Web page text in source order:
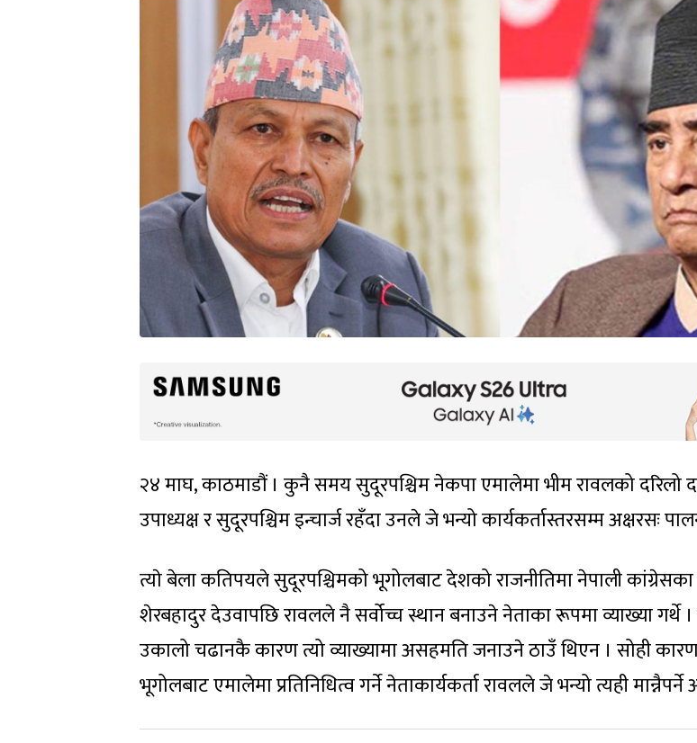
२४ माघ, काठमाडौं । कुनै समय सुदूरपश्चिम नेकपा एमालेमा भीम रावलको दरिलो
उपाध्यक्ष र सुदूरपश्चिम इन्चार्ज रहँदा उनले जे भन्यो कार्यकर्तास्तरसम्म अक्षरसः
त्याे बेला कतिपयले सुदूरपश्चिमको भूगोलबाट देशको राजनीतिमा नेपाली कांग्रेसका
शेरबहादुर देउवापछि रावलले नै सर्वोच्च स्थान बनाउने नेताका रूपमा व्याख्या गर्थे ।
उकालो चढानकै कारण त्यो व्याख्यामा असहमति जनाउने ठाउँ थिएन । सोही
भूगोलबाट एमालेमा प्रतिनिधित्व गर्ने नेताकार्यकर्ता रावलले जे भन्यो त्यही मान्नैपर्ने